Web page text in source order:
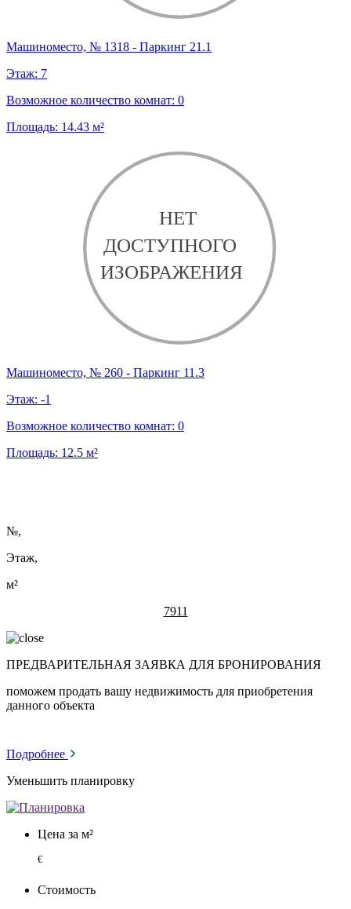
Машиноместо, № 1318 - Паркинг 21.1
Этаж: 7
Возможное количество комнат: 0
Площадь: 14.43 м²
Машиноместо, № 260 - Паркинг 11.3
Этаж: -1
Возможное количество комнат: 0
Площадь: 12.5 м²
№,
Этаж,
м²
7911
ПРЕДВАРИТЕЛЬНАЯ ЗАЯВКА ДЛЯ БРОНИРОВАНИЯ
поможем продать вашу недвижимость для приобретения
данного объекта
Подробнее
Уменьшить планировку
Цена за м²
€
Стоимость